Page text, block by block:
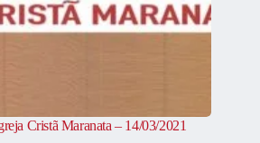
Cristã Maranata – 14/03/2021